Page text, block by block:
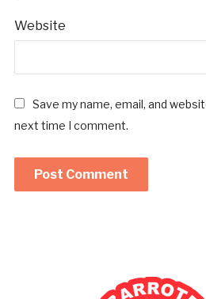
Website
Save my name, email, and
next time I comment.